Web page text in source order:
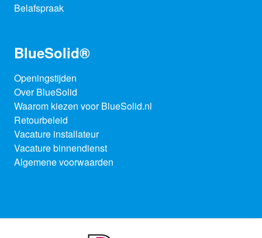
Belafspraak
BlueSolid®
Openingstijden
Over BlueSolid
Waarom kiezen voor BlueSolid.nl
Retourbeleid
Vacature installateur
Vacature binnendienst
Algemene voorwaarden